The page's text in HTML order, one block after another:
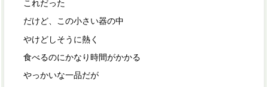
これだった
だけど、この小さい器の中
やけどしそうに熱く
食べるのにかなり時間がかかる
やっかいな一品だが